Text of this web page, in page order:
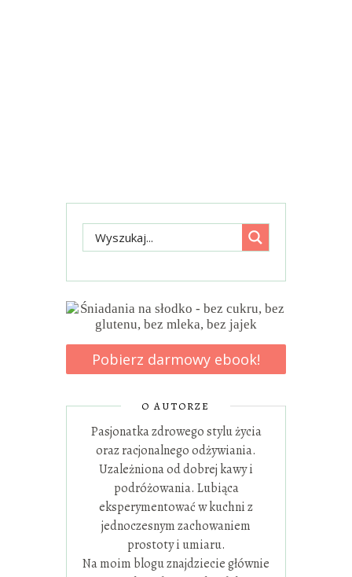
Pobierz darmowy ebook!
O AUTORZE
Pasjonatka zdrowego stylu życia
oraz racjonalnego odżywiania.
Uzależniona od dobrej kawy i
podróżowania. Lubiąca
eksperymentować w kuchni z
jednoczesnym zachowaniem
prostoty i umiaru.
Na moim blogu znajdziecie głównie